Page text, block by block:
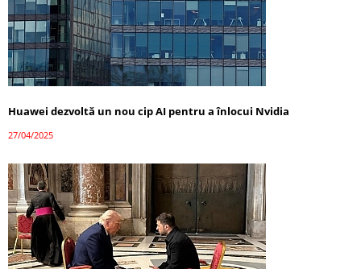
Huawei dezvoltă un nou cip AI pentru a înlocui Nvidia
27/04/2025